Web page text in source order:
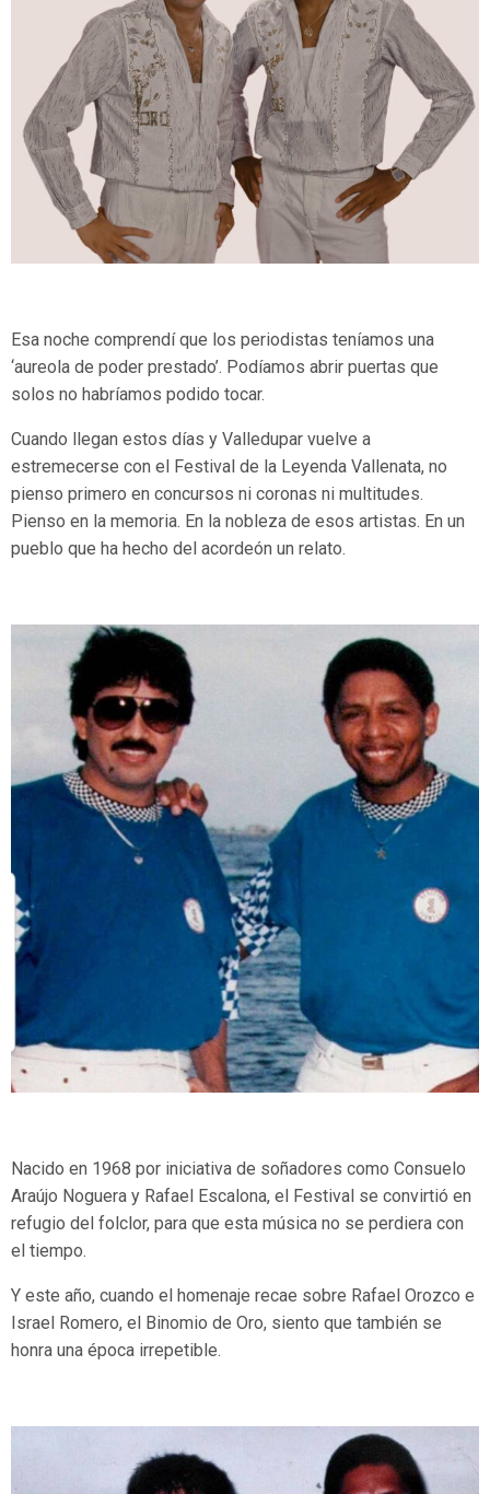
Esa noche comprendí que los periodistas teníamos una
‘aureola de poder prestado’. Podíamos abrir puertas que
solos no habríamos podido tocar.
Cuando llegan estos días y Valledupar vuelve a
estremecerse con el Festival de la Leyenda Vallenata, no
pienso primero en concursos ni coronas ni multitudes.
Pienso en la memoria. En la nobleza de esos artistas. En un
pueblo que ha hecho del acordeón un relato.
Nacido en 1968 por iniciativa de soñadores como Consuelo
Araújo Noguera y Rafael Escalona, el Festival se convirtió en
refugio del folclor, para que esta música no se perdiera con
el tiempo.
Y este año, cuando el homenaje recae sobre Rafael Orozco e
Israel Romero, el Binomio de Oro, siento que también se
honra una época irrepetible.